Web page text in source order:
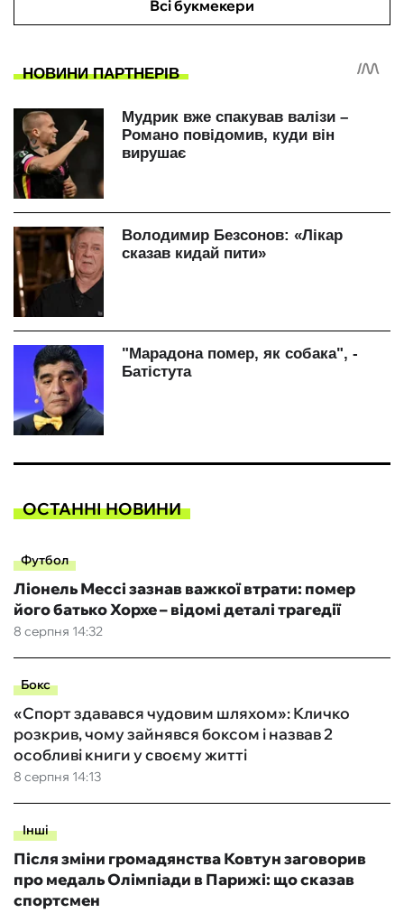
Всі букмекери
ОСТАННІ НОВИНИ
Футбол
8 серпня 14:32
Ліонель Мессі зазнав важкої втрати: помер
його батько Хорхе – відомі деталі трагедії
Бокс
8 серпня 14:13
«Спорт здавався чудовим шляхом»: Кличко
розкрив, чому зайнявся боксом і назвав 2
особливі книги у своєму житті
Інші
Після зміни громадянства Ковтун заговорив
про медаль Олімпіади в Парижі: що сказав
спортсмен